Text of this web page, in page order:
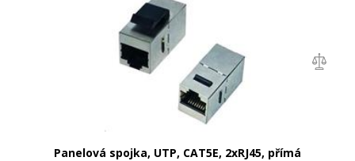
Panelová spojka, UTP, CAT5E, 2xRJ45, přímá